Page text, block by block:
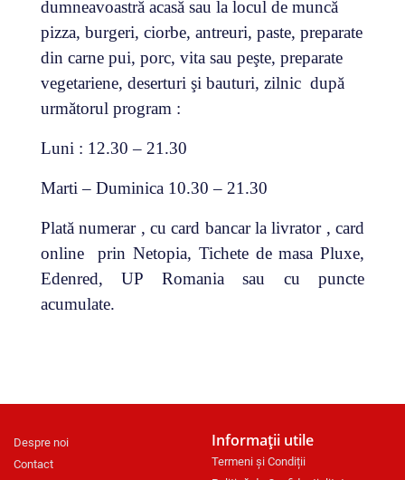
dumneavoastră acasă sau la locul de muncă
pizza, burgeri, ciorbe, antreuri, paste, preparate
din carne pui, porc, vita sau peşte, preparate
vegetariene, deserturi şi bauturi, zilnic după
următorul program :
Luni : 12.30 – 21.30
Marti – Duminica 10.30 – 21.30
Plată numerar , cu card bancar la livrator , card
online prin Netopia, Tichete de masa Pluxe,
Edenred, UP Romania sau cu puncte
acumulate.
Despre noi
Contact
Informații utile
Termeni și Condiții